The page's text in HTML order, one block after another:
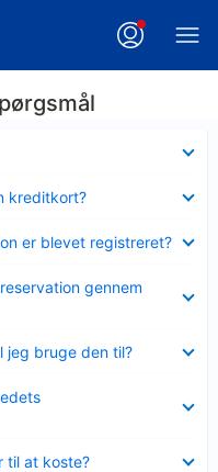
kreditkort?
er blevet registreret?
gennem
jeg bruge den til?
til at koste?